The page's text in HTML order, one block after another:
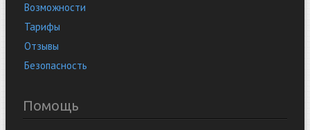
Возможности
Тарифы
Отзывы
Безопасность
Помощь